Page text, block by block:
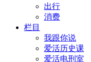
出行
消费
栏目
我跟你说
爱活历史课
爱活电刑室